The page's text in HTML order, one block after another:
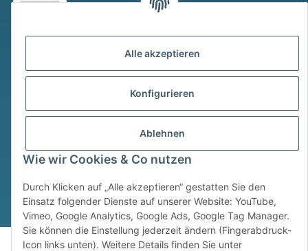
Alle akzeptieren
Konfigurieren
Ablehnen
Wie wir Cookies & Co nutzen
Durch Klicken auf „Alle akzeptieren“ gestatten Sie den
Einsatz folgender Dienste auf unserer Website: YouTube,
Vimeo, Google Analytics, Google Ads, Google Tag Manager.
Sie können die Einstellung jederzeit ändern (Fingerabdruck-
Icon links unten). Weitere Details finden Sie unter
© © Sim Motion GmbH 2026
Powered byJTL-Shop